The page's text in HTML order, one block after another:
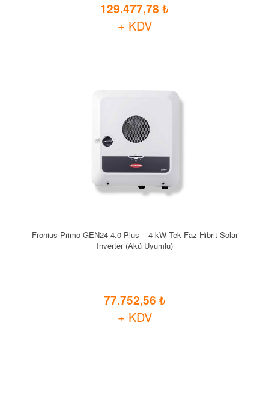
129.477,78
+ KDV
Fronius Primo GEN24 4.0 Plus – 4 kW Tek Faz Hibrit Solar
Inverter (Akü Uyumlu)
77.752,56
+ KDV